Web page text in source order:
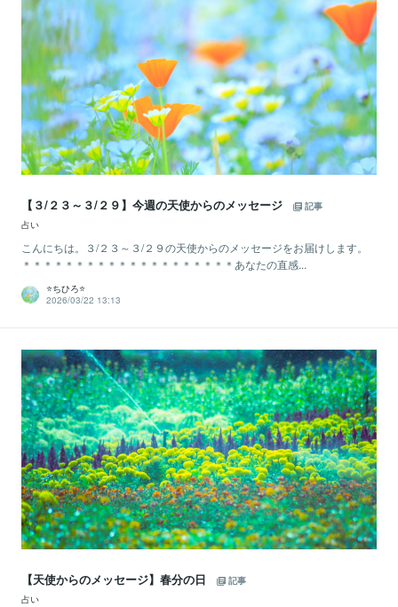
【３/２３～３/２９】今週の天使からのメッセージ
記事
占い
こんにちは。３/２３～３/２９の天使からのメッセージをお届けします。
＊＊＊＊＊＊＊＊＊＊＊＊＊＊＊＊＊＊＊＊あなたの直感...
⭐️ちひろ⭐️
2026/03/22 13:13
【天使からのメッセージ】春分の日
記事
占い